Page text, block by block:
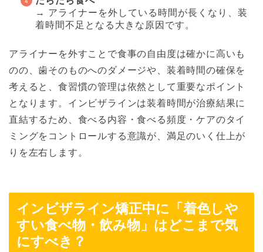
→ アライナーを外している時間が長くなり、装
着時間不足となる大きな原因です。
アライナーを外すことで食事の自由度は確かに高いも
のの、歯そのものへのダメージや、装着時間の確保を
考えると、食習慣の管理は依然として重要なポイント
となります。インビザラインは装着時間が治療結果に
直結するため、食べる内容・食べる頻度・ケアのタイ
ミングをコントロールする意識が、満足のいく仕上が
りを左右します。
インビザライン矯正中に「着色しや
すい食べ物・飲み物」はどこまで気
にすべき？